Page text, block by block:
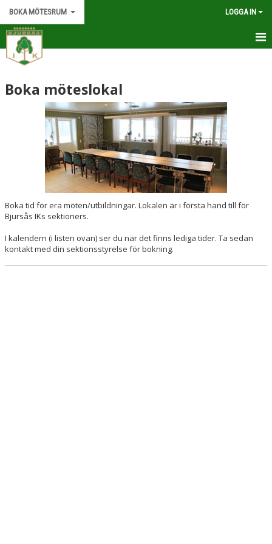
BOKA MÖTESRUM LOGGA IN
HEM
KALENDER
Boka möteslokal
Boka tid för era möten/utbildningar. Lokalen är i första hand till för
Bjursås IKs sektioners.
I kalendern (i listen ovan) ser du när det finns lediga tider. Ta sedan
kontakt med din sektionsstyrelse för bokning.